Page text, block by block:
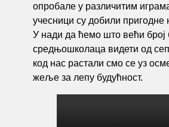
опробале у различитим
учесници су добили пригодне
У нади да ћемо што већи број
средњошколаца видети од
код нас растали смо се уз
жеље за лепу будућност.